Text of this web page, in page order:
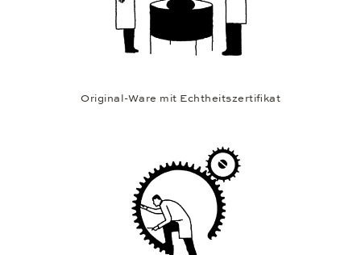
Original-Ware mit Echtheitszertifikat